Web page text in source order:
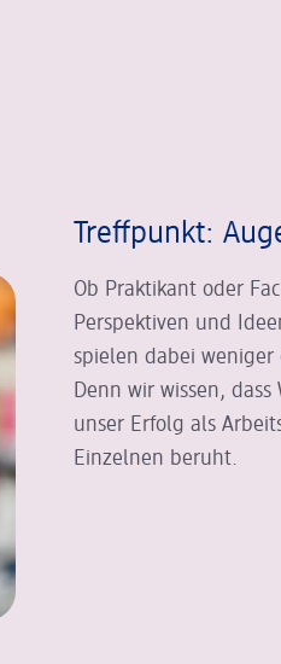
Treffpunkt:
Ob Praktikant oder
Perspektiven und
spielen dabei weniger
Denn wir wissen,
unser Erfolg als
Einzelnen beruht.